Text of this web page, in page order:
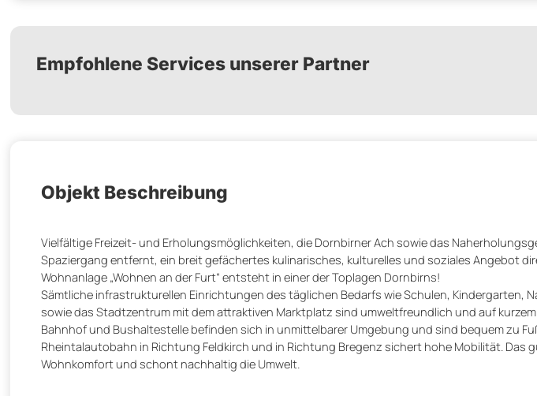
Empfohlene Services unserer Partner
Objekt Beschreibung
Vielfältige Freizeit- und Erholungsmöglichkeiten, die Dornbirner Ach sowie das
Spaziergang entfernt, ein breit gefächertes kulinarisches, kulturelles und soziales Angebot
Wohnanlage „Wohnen an der Furt“ entsteht in einer der Toplagen Dornbirns!
Sämtliche infrastrukturellen Einrichtungen des täglichen Bedarfs wie Schulen, Kindergarten,
sowie das Stadtzentrum mit dem attraktiven Marktplatz sind umweltfreundlich und auf kurzem
Bahnhof und Bushaltestelle befinden sich in unmittelbarer Umgebung und sind bequem zu
Rheintalautobahn in Richtung Feldkirch und in Richtung Bregenz sichert hohe Mobilität.
Wohnkomfort und schont nachhaltig die Umwelt.